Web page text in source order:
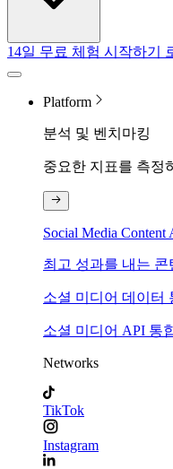
14일 무료 체험 시작하기
Platform
분석 및 벤치마킹
중요한 지표를 측정
Social Media Content
최고 성과를 내는
소셜 미디어 데이터
소셜 미디어 API 통
Networks
TikTok
Instagram